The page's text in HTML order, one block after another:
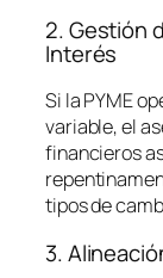
2. Gestión
Interés
Si la PYME
variable, el
financieros
tipos de
3.